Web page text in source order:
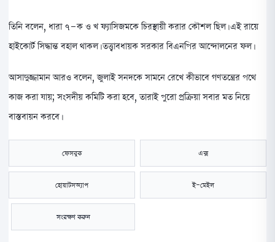
তিনি বলেন, ধারা ৭-ক ও খ ফ্যাসিজমকে চিরস্থায়ী করার কৌশল ছিল। এই রায়ে
হাইকোর্ট সিদ্ধান্ত বহাল থাকল। তত্ত্বাবধায়ক সরকার বিএনপির আন্দোলনের ফল।
আসাদুজ্জামান আরও বলেন, জুলাই সনদকে সামনে রেখে কীভাবে গণতন্ত্রের পথে
কাজ করা যায়; সংসদীয় কমিটি করা হবে, তারাই পুরো প্রক্রিয়া সবার মত নিয়ে
বাস্তবায়ন করবে।
ফেসবুক এক্স
হোয়াটসঅ্যাপ ই-মেইল
সংরক্ষণ করুন